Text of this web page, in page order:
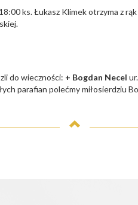
ks. Łukasz Klimek otrzyma z
do wieczności: + Bogdan Necel
parafian polećmy miłosierdziu